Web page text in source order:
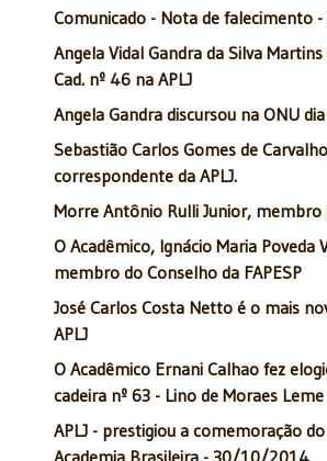
Comunicado - Nota de
Angela Vidal Gandra da Silva
Cad. nº 46 na APLJ
Angela Gandra discursou na ONU
Sebastião Carlos Gomes de
correspondente da APLJ.
Morre Antônio Rulli Junior, membro
O Acadêmico, Ignácio Maria Poveda
membro do Conselho da FAPESP
José Carlos Costa Netto é o mais
APLJ
O Acadêmico Ernani Calhao fez
cadeira nº 63 - Lino de Moraes Leme
APLJ - prestigiou a comemoração
Academia Brasileira - 30/10/2014